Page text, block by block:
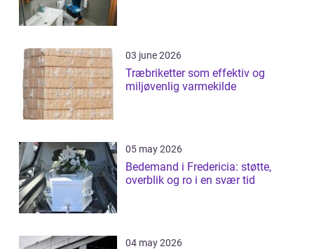
03 june 2026
Træbriketter som effektiv og
miljøvenlig varmekilde
05 may 2026
Bedemand i Fredericia: støtte,
overblik og ro i en svær tid
04 may 2026